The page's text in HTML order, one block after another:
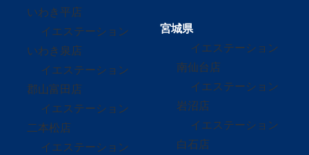
いわき平店
イエステーション
いわき泉店
イエステーション
郡山富田店
イエステーション
二本松店
イエステーション
宮城県
イエステーション
南仙台店
イエステーション
岩沼店
イエステーション
白石店